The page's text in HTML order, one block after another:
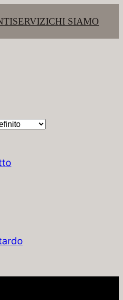
SERVIZICHI SIAMO